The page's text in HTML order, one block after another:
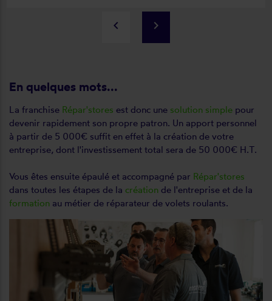
keyboard_arrow_left keyboard_arrow_right
En quelques mots...
La franchise Répar'stores est donc une solution simple pour
devenir rapidement son propre patron. Un apport personnel
à partir de 5 000€ suffit en effet à la création de votre
entreprise, dont l'investissement total sera de 50 000€ H.T.
Vous êtes ensuite épaulé et accompagné par Répar'stores
dans toutes les étapes de la création de l'entreprise et de la
formation au métier de réparateur de volets roulants.